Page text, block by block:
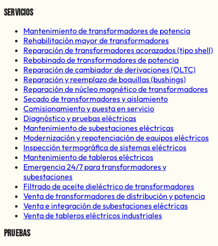
Servicios
Mantenimiento de transformadores de potencia
Rehabilitación mayor de transformadores
Reparación de transformadores acorazados (tipo shell)
Rebobinado de transformadores de potencia
Reparación de cambiador de derivaciones (OLTC)
Reparación y reemplazo de boquillas (bushings)
Reparación de núcleo magnético de transformadores
Secado de transformadores y aislamiento
Comisionamiento y puesta en servicio
Diagnóstico y pruebas eléctricas
Mantenimiento de subestaciones eléctricas
Modernización y repotenciación de equipos eléctricos
Inspección termográfica de sistemas eléctricos
Mantenimiento de tableros eléctricos
Emergencia 24/7 para transformadores y
subestaciones
Filtrado de aceite dieléctrico de transformadores
Venta de transformadores de distribución y potencia
Venta e integración de subestaciones eléctricas
Venta de tableros eléctricos industriales
Pruebas